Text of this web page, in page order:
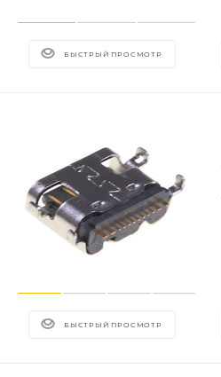
БЫСТРЫЙ ПРОСМОТР
БЫСТРЫЙ ПРОСМОТР